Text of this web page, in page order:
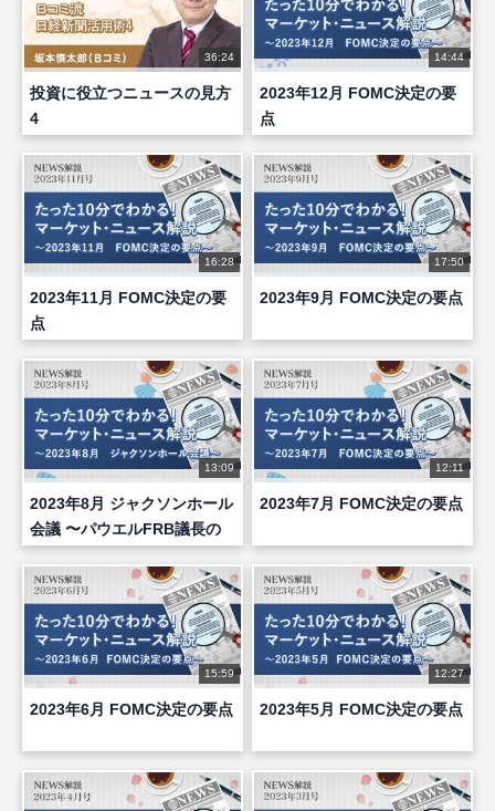
36:24
投資に役立つニュースの見方
4
14:44
2023年12月 FOMC決定の要
点
16:28
2023年11月 FOMC決定の要
点
17:50
2023年9月 FOMC決定の要点
13:09
2023年8月 ジャクソンホール
会議 〜パウエルFRB議長の
スピーチの要点〜
12:11
2023年7月 FOMC決定の要点
15:59
2023年6月 FOMC決定の要点
12:27
2023年5月 FOMC決定の要点